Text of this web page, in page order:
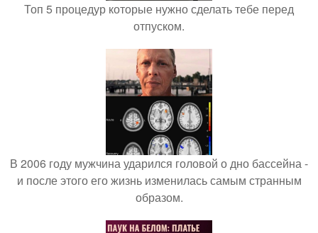
Топ 5 процедур которые нужно сделать тебе перед
отпуском.
В 2006 году мужчина ударился головой о дно бассейна -
и после этого его жизнь изменилась самым странным
образом.